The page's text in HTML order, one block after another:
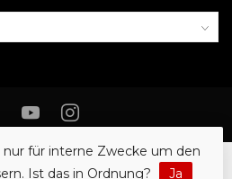
für interne Zwecke um den
Ist das in Ordnung?
Ja